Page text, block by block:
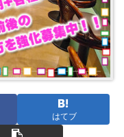
はてブ